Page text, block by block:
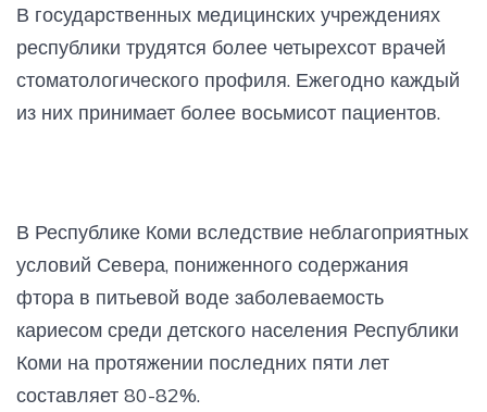
В государственных медицинских учреждениях
республики трудятся более четырехсот врачей
стоматологического профиля. Ежегодно каждый
из них принимает более восьмисот пациентов.
В Республике Коми вследствие неблагоприятных
условий Севера, пониженного содержания
фтора в питьевой воде заболеваемость
кариесом среди детского населения Республики
Коми на протяжении последних пяти лет
составляет 80-82%.